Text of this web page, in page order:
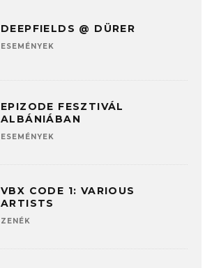
DEEPFIELDS @ DÜRER
ESEMÉNYEK
EPIZODE FESZTIVÁL
ALBÁNIÁBAN
ESEMÉNYEK
VBX CODE 1: VARIOUS
ARTISTS
ZENÉK